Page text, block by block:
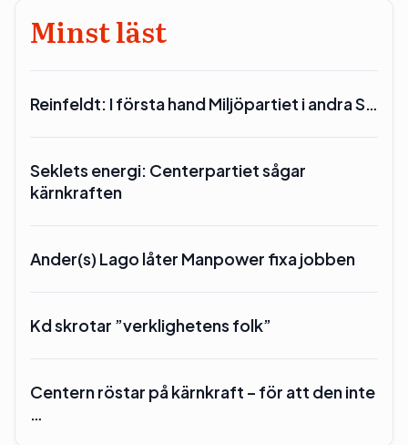
Minst läst
Reinfeldt: I första hand Miljöpartiet i andra S…
Seklets energi: Centerpartiet sågar
kärnkraften
Ander(s) Lago låter Manpower fixa jobben
Kd skrotar ”verklighetens folk”
Centern röstar på kärnkraft – för att den inte
…